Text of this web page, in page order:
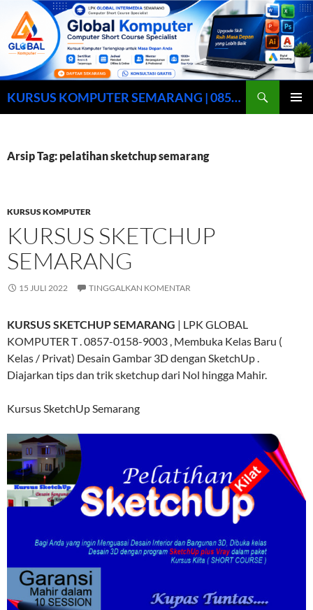
KURSUS KOMPUTER SEMARANG | 0857-0158-9003
Arsip Tag: pelatihan sketchup semarang
KURSUS KOMPUTER
KURSUS SKETCHUP
SEMARANG
15 JULI 2022 TINGGALKAN KOMENTAR
KURSUS SKETCHUP SEMARANG | LPK GLOBAL
KOMPUTER T . 0857-0158-9003 , Membuka Kelas Baru (
Kelas / Privat) Desain Gambar 3D dengan SketchUp .
Diajarkan tips dan trik sketchup dari Nol hingga Mahir.
Kursus SketchUp Semarang